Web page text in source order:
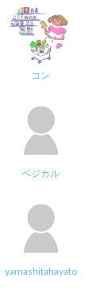
コン
ベジカル
yamashitahayato